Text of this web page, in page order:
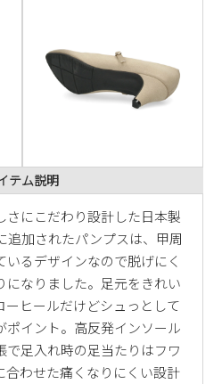
テム説明
さにこだわり設計した日本製
追加されたパンプスは、甲周
いるデザインなので脱げにく
になりました。足元をきれい
ーヒールだけどシュっとして
ポイント。高反発インソール
で足入れ時の足当たりはフワ
合わせた痛くなりにくい設計